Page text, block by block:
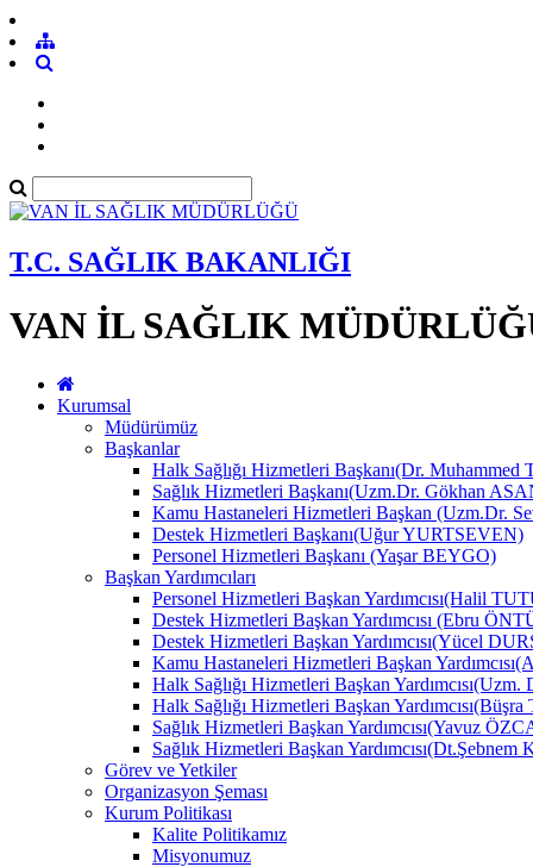
T.C. SAĞLIK BAKANLIĞI
VAN İL SAĞLIK
Kurumsal
Müdürümüz
Başkanlar
Halk Sağlığı Hizmetleri Başkanı(Dr.
Sağlık Hizmetleri Başkanı(Uzm.Dr. Gökhan
Kamu Hastaneleri Hizmetleri Başkan (Uzm.Dr.
Destek Hizmetleri Başkanı(Uğur YURTSEVEN)
Personel Hizmetleri Başkanı (Yaşar BEYGO)
Başkan Yardımcıları
Personel Hizmetleri Başkan Yardımcısı(Halil
Destek Hizmetleri Başkan Yardımcısı (Ebru
Destek Hizmetleri Başkan Yardımcısı(Yücel
Kamu Hastaneleri Hizmetleri Başkan
Halk Sağlığı Hizmetleri Başkan
Halk Sağlığı Hizmetleri Başkan
Sağlık Hizmetleri Başkan Yardımcısı(Yavuz
Sağlık Hizmetleri Başkan
Görev ve Yetkiler
Organizasyon Şeması
Kurum Politikası
Kalite Politikamız
Misyonumuz